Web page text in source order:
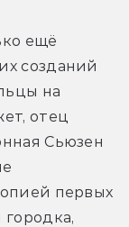
ещё
созданий
на
отец
Сьюзен
первых